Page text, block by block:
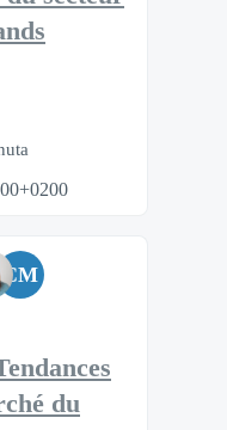
CM
du